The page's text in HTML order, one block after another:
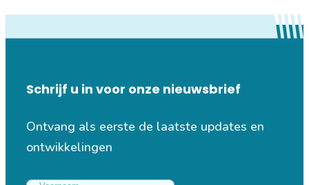
Schrijf u in voor onze nieuwsbrief
Ontvang als eerste de laatste updates en
ontwikkelingen